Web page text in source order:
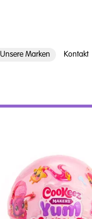
Unsere Marken Kontakt